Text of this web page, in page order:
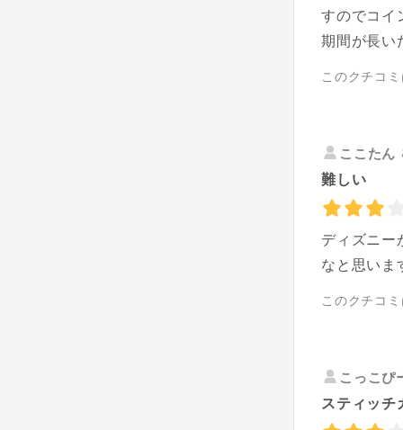
すのでコイ
期間が長い
このクチコ
ここたん
難しい
ディズニー
なと思いま
このクチコ
こっこぴ
スティッチ